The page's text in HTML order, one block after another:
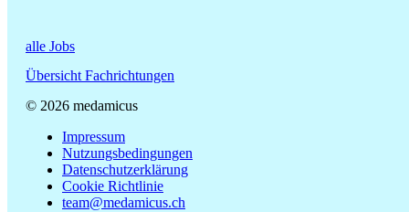
alle Jobs
Übersicht Fachrichtungen
© 2026 medamicus
Impressum
Nutzungsbedingungen
Datenschutzerklärung
Cookie Richtlinie
team@medamicus.ch